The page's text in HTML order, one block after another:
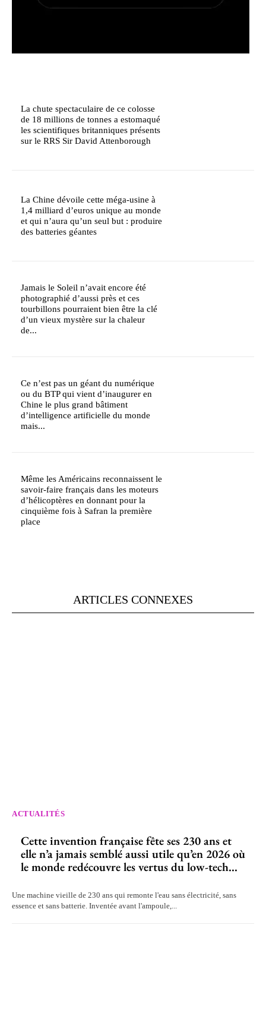
La chute spectaculaire de ce colosse
de 18 millions de tonnes a estomaqué
les scientifiques britanniques présents
sur le RRS Sir David Attenborough
La Chine dévoile cette méga-usine à
1,4 milliard d’euros unique au monde
et qui n’aura qu’un seul but : produire
des batteries géantes
Jamais le Soleil n’avait encore été
photographié d’aussi près et ces
tourbillons pourraient bien être la clé
d’un vieux mystère sur la chaleur
de...
Ce n’est pas un géant du numérique
ou du BTP qui vient d’inaugurer en
Chine le plus grand bâtiment
d’intelligence artificielle du monde
mais...
Même les Américains reconnaissent le
savoir-faire français dans les moteurs
d’hélicoptères en donnant pour la
cinquième fois à Safran la première
place
ARTICLES CONNEXES
ACTUALITÉS
Cette invention française fête ses 230 ans et
elle n’a jamais semblé aussi utile qu’en 2026 où
le monde redécouvre les vertus du low-tech...
Une machine vieille de 230 ans qui remonte l'eau sans électricité, sans
essence et sans batterie. Inventée avant l'ampoule,...